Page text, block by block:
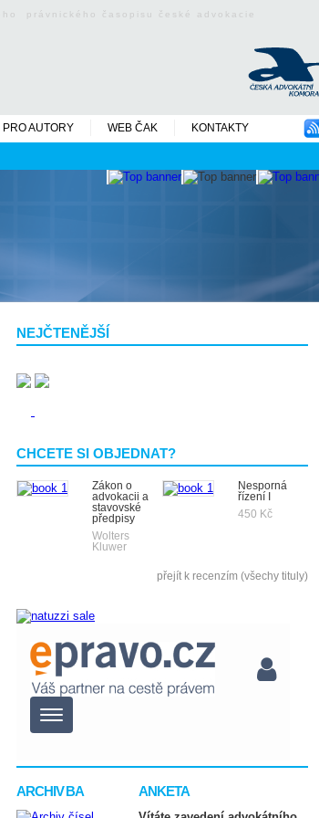
právnického časopisu české advokacie
PRO AUTORY WEB ČAK KONTAKTY
NEJČTENĚJŠÍ
CHCETE SI OBJEDNAT?
Zákon o
advokacii a
stavovské
předpisy
Wolters
Kluwer
Nesporná
řízení I
450 Kč
přejít k recenzím (všechy tituly)
ARCHIV BA ANKETA